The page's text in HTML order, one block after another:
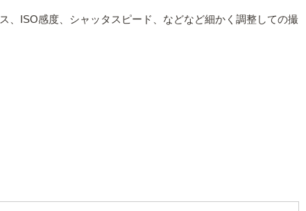
、ISO感度、シャッタスピード、などなど細かく調整しての撮